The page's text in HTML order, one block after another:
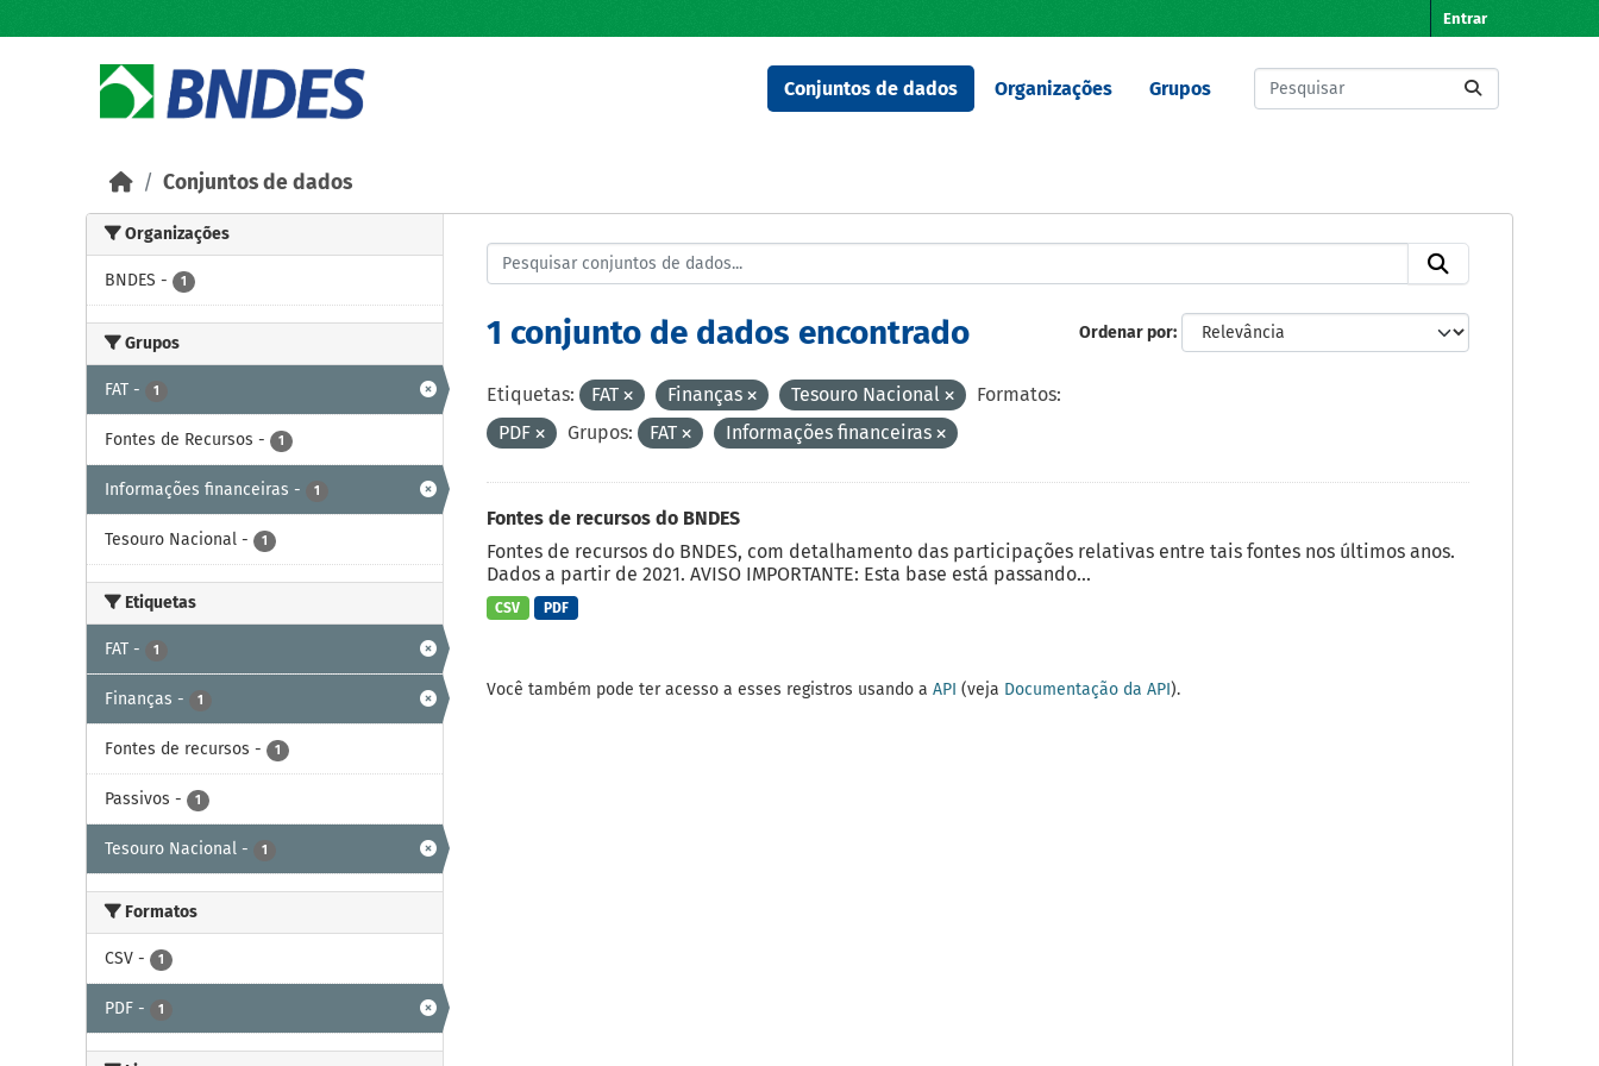
Entrar
Conjuntos de dados Organizações Grupos
Conjuntos de dados
Organizações
BNDES - 1
Grupos
FAT - 1
Fontes de Recursos - 1
Informações financeiras - 1
Tesouro Nacional - 1
Etiquetas
FAT - 1
Finanças - 1
Fontes de recursos - 1
Passivos - 1
Tesouro Nacional - 1
Formatos
CSV - 1
PDF - 1
Ordenar por
1 conjunto de dados encontrado
Etiquetas: FAT Finanças Tesouro Nacional
Formatos:
PDF
Grupos: FAT Informações financeiras
Fontes de recursos do BNDES
Fontes de recursos do BNDES, com detalhamento das participações relativas entre tais fontes nos últimos anos.
Dados a partir de 2021. AVISO IMPORTANTE: Esta base está passando...
CSV PDF
Você também pode ter acesso a esses registros usando a API (veja Documentação da API).